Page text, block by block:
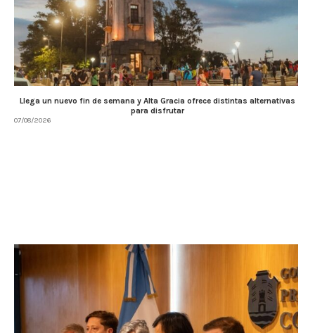
Llega un nuevo fin de semana y Alta Gracia ofrece distintas alternativas
para disfrutar
07/08/2026